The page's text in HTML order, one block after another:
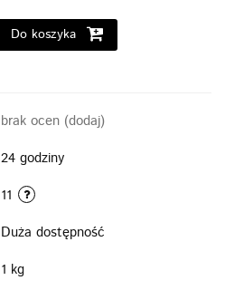
Do koszyka
brak ocen (dodaj)
24 godziny
11
Duża dostępność
1 kg